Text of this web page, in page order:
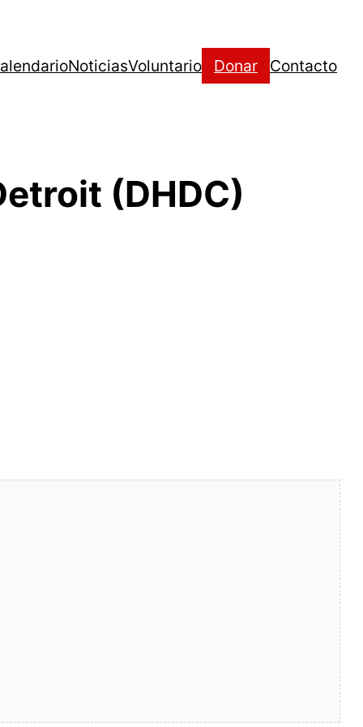
NoticiasVoluntario Donar Contacto
(DHDC)